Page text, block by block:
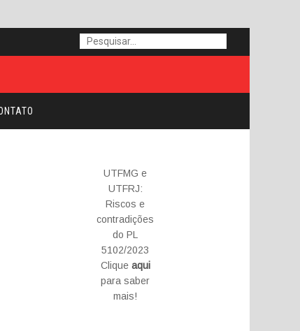
UTFMG e
UTFRJ:
Riscos e
contradições
do PL
5102/2023
Clique aqui
para saber
mais!